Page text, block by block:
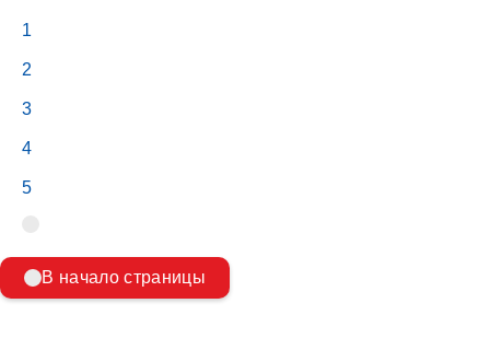
1
2
3
4
5
В начало страницы